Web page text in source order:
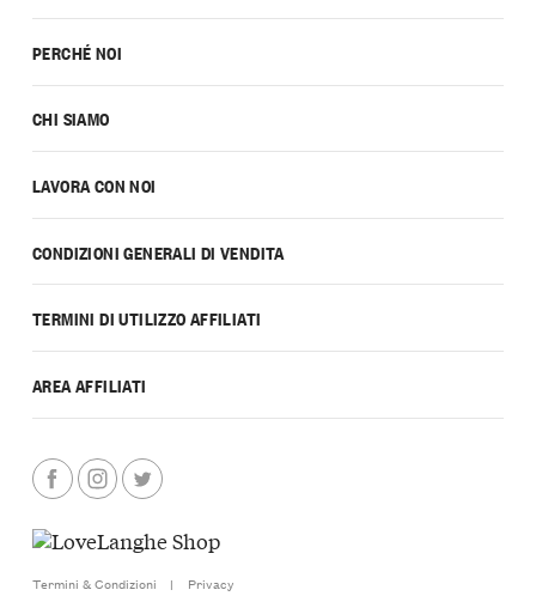
PERCHÉ NOI
CHI SIAMO
LAVORA CON NOI
CONDIZIONI GENERALI DI VENDITA
TERMINI DI UTILIZZO AFFILIATI
AREA AFFILIATI
Termini & Condizioni | Privacy